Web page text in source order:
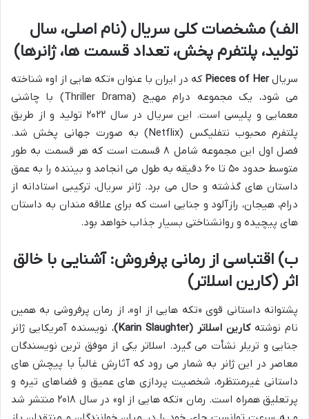
الف) مشخصات کلی سریال (نام اصلی، سال
تولید، پلتفرم پخش، تعداد قسمت ها، ژانرها)
سریالPieces of Her که در ایران با عنوان «تکه هایی از او» شناخته
می شود، یک مجموعه درام مهیج (Thriller Drama) با چاشنی
معمایی و پلیسی است. این سریال در سال ۲۰۲۲ تولید و از طریق
پلتفرم محبوب نتفلیکس (Netflix) به صورت جهانی پخش شد.
فصل اول این مجموعه شامل ۸ قسمت است که هر قسمت به طور
متوسط حدود ۵۰ تا ۶۰ دقیقه به طول می انجامد و بیننده را به عمق
داستان های گذشته و حال می برد. ژانر سریال، ترکیبی استادانه از
درام، هیجان، رازآلود و جنایی است که برای علاقه مندان به داستان
های پیچیده و روانشناختی بسیار جذاب خواهد بود.
ب) اقتباسی از رمانی پرفروش: آشنایی با خالق
اثر (کارین اسلاتر)
پشتوانه داستانی قوی «تکه هایی از او»، از رمان پرفروشی به همین
نام نوشتهکارین اسلاتر (Karin Slaughter)
، نویسنده آمریکایی ژانر
جنایی و تریلر نشأت می گیرد. اسلاتر یکی از موفق ترین نویسندگان
معاصر در این ژانر به شمار می رود که آثارش غالباً با پیچش های
داستانی غیرمنتظره، شخصیت پردازی های عمیق و فضاهای تیره و
پرتعلیق همراه است. رمان «تکه هایی از او» در سال ۲۰۱۸ منتشر شد